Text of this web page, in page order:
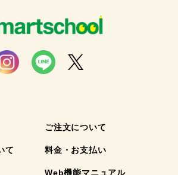
ご注文について
て 料金・お支払い
Web機能マニュアル